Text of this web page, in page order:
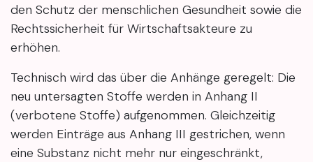
den Schutz der menschlichen Gesundheit sowie die
Rechtssicherheit für Wirtschaftsakteure zu
erhöhen.
Technisch wird das über die Anhänge geregelt: Die
neu untersagten Stoffe werden in Anhang II
(verbotene Stoffe) aufgenommen. Gleichzeitig
werden Einträge aus Anhang III gestrichen, wenn
eine Substanz nicht mehr nur eingeschränkt,